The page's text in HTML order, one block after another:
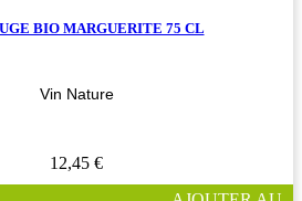
BIO MARGUERITE 75 CL
Vin Nature
12,45 €